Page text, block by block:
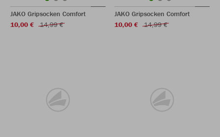
JAKO Gripsocken Comfort
10,00 €
14,99 €
JAKO Gripsocken Comfort
10,00 €
14,99 €